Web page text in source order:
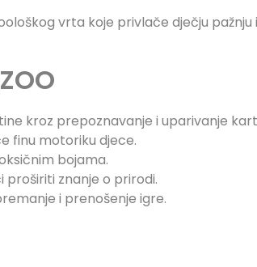
vrta koje privlače dječju
kroz prepoznavanje i uparivanje
finu motoriku djece.
bojama.
proširiti znanje o prirodi.
i prenošenje igre.